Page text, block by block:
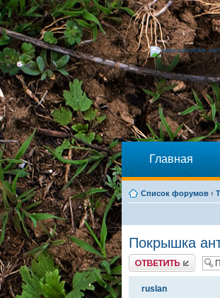
Главная
Список форумов ‹
Покрышка
Ответить
ruslan